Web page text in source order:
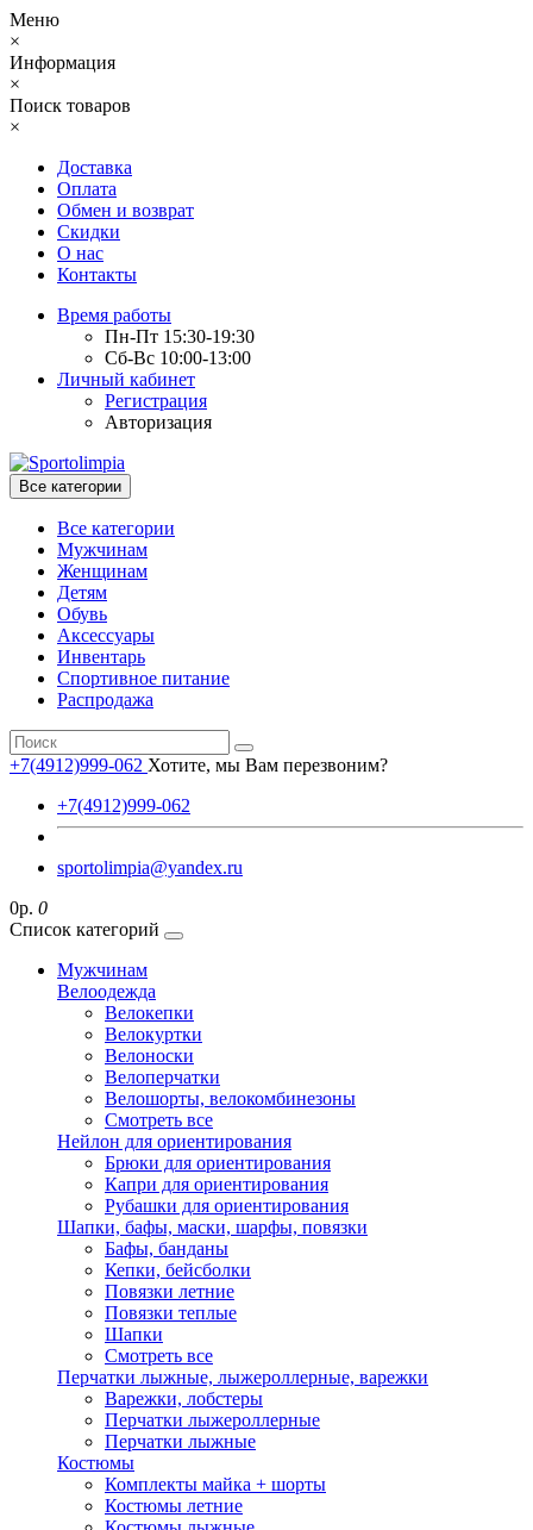
Меню
×
Информация
×
Поиск товаров
×
Доставка
Оплата
Обмен и возврат
Скидки
О нас
Контакты
Время работы
Пн-Пт 15:30-19:30
Сб-Вс 10:00-13:00
Личный кабинет
Регистрация
Авторизация
Все категории
Все категории
Мужчинам
Женщинам
Детям
Обувь
Аксессуары
Инвентарь
Спортивное питание
Распродажа
+7(4912)999-062 Хотите, мы Вам перезвоним?
+7(4912)999-062
sportolimpia@yandex.ru
0р. 0
Список категорий
Мужчинам
Велоодежда
Велокепки
Велокуртки
Велоноски
Велоперчатки
Велошорты, велокомбинезоны
Смотреть все
Нейлон для ориентирования
Брюки для ориентирования
Капри для ориентирования
Рубашки для ориентирования
Шапки, бафы, маски, шарфы, повязки
Бафы, банданы
Кепки, бейсболки
Повязки летние
Повязки теплые
Шапки
Смотреть все
Перчатки лыжные, лыжероллерные, варежки
Варежки, лобстеры
Перчатки лыжероллерные
Перчатки лыжные
Костюмы
Комплекты майка + шорты
Костюмы летние